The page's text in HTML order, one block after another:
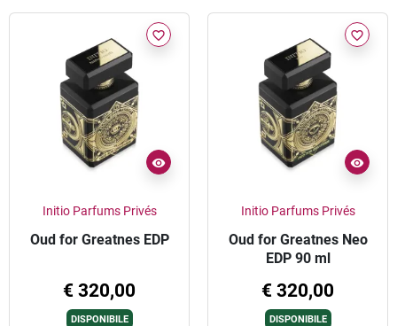
favorite_border
Initio Parfums Privés
Oud for Greatnes EDP
€ 320,00
DISPONIBILE
favorite_border
Initio Parfums Privés
Oud for Greatnes Neo
EDP 90 ml
€ 320,00
DISPONIBILE